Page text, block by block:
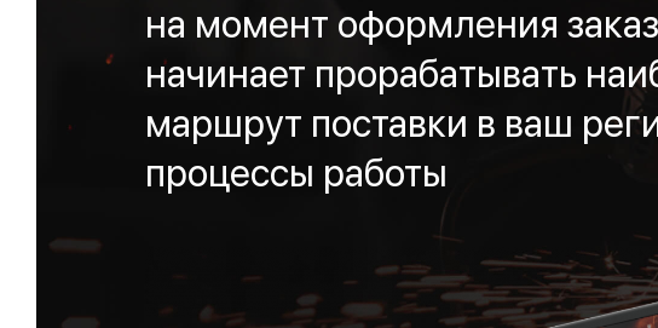
на момент оформления
начинает прорабатывать
маршрут поставки в ваш
процессы работы